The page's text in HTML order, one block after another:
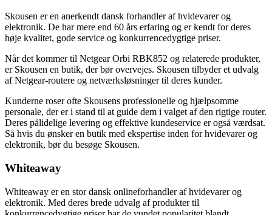
Skousen er en anerkendt dansk forhandler af hvidevarer og
elektronik. De har mere end 60 års erfaring og er kendt for deres
høje kvalitet, gode service og konkurrencedygtige priser.
Når det kommer til Netgear Orbi RBK852 og relaterede produkter,
er Skousen en butik, der bør overvejes. Skousen tilbyder et udvalg
af Netgear-routere og netværksløsninger til deres kunder.
Kunderne roser ofte Skousens professionelle og hjælpsomme
personale, der er i stand til at guide dem i valget af den rigtige router.
Deres pålidelige levering og effektive kundeservice er også værdsat.
Så hvis du ønsker en butik med ekspertise inden for hvidevarer og
elektronik, bør du besøge Skousen.
Whiteaway
Whiteaway er en stor dansk onlineforhandler af hvidevarer og
elektronik. Med deres brede udvalg af produkter til